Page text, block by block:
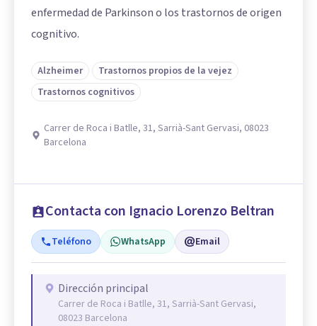
enfermedad de Parkinson o los trastornos de origen
cognitivo.
Alzheimer
Trastornos propios de la vejez
Trastornos cognitivos
Carrer de Roca i Batlle, 31, Sarrià-Sant Gervasi, 08023
Barcelona
Contacta con Ignacio Lorenzo Beltran
Teléfono WhatsApp Email
Dirección principal
Carrer de Roca i Batlle, 31, Sarrià-Sant Gervasi,
08023 Barcelona